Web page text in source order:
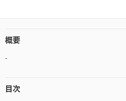
概要
-
目次